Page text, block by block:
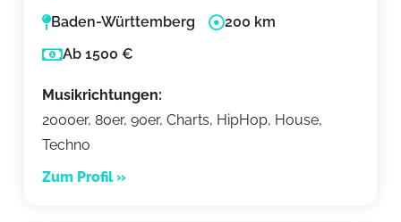
Baden-Württemberg
200 km
Ab 1500 €
Musikrichtungen:
2000er, 80er, 90er, Charts, HipHop, House,
Techno
Zum Profil »